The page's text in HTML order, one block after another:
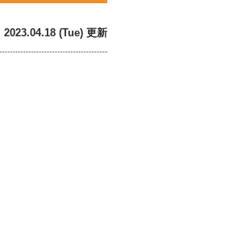
2023.04.18 (Tue) 更新